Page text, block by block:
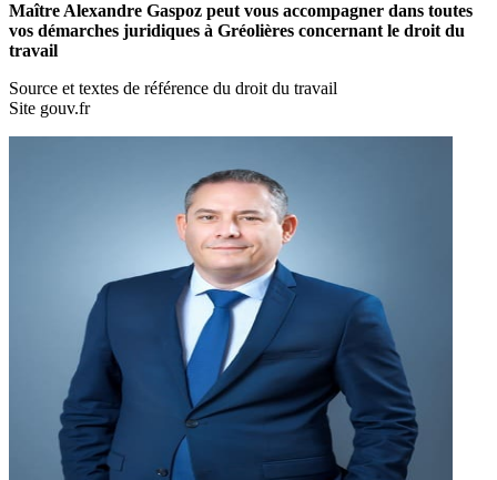
Maître Alexandre Gaspoz peut vous accompagner dans toutes
vos démarches juridiques à Gréolières concernant le droit du
travail
Source et textes de référence du droit du travail
Site gouv.fr